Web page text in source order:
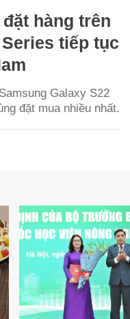
hàng trên
tiếp tục
Galaxy S22
đặt mua nhiều nhất.